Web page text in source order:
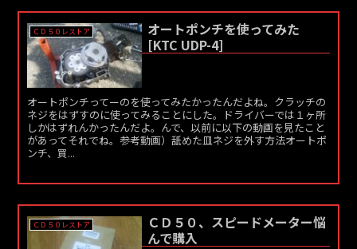
ＣＤ５０レストア
オートポンチを使ってみた
[KTC UDP-4]
オートポンチってーのを使ってみたかったんだよね。クラッチの
ネジをはずすのに使ってみることにした。ドライバーでは１ヶ所
しかはずれんかったんだよ。んで、以前に以下の動画を見たこと
があってそれでね。参考動画）舐めた皿ネジを外す方法オートポ
ンチ、買...
ＣＤ５０レストア
ＣＤ５０、スピードメーター悩
んで購入